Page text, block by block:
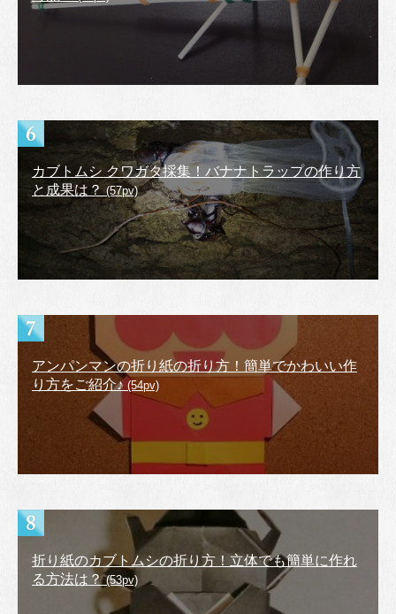
カブトムシ クワガタ採集！バナナトラップの作り方
と成果は？(57pv)
アンパンマンの折り紙の折り方！簡単でかわいい作
り方をご紹介♪ (54pv)
折り紙のカブトムシの折り方！立体でも簡単に作れ
る方法は？(53pv)